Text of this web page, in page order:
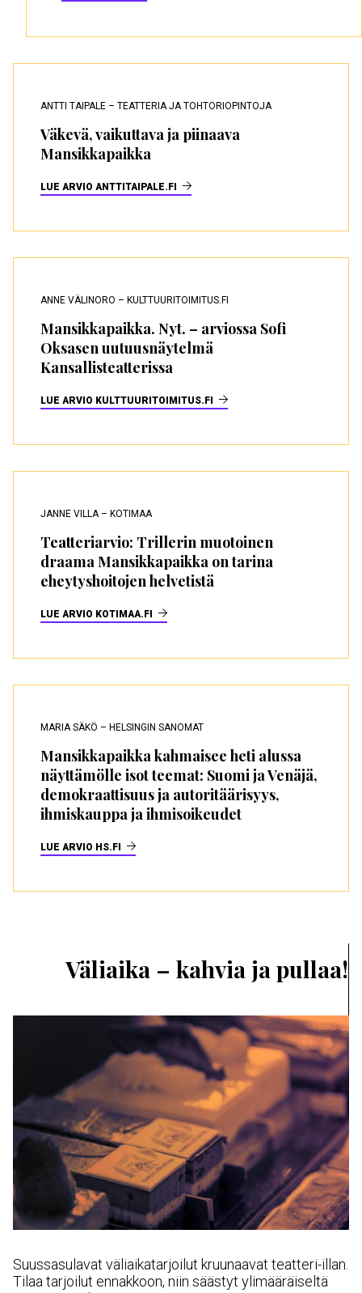
ANTTI TAIPALE – TEATTERIA JA TOHTORIOPINTOJA
Väkevä, vaikuttava ja piinaava
Mansikkapaikka
LUE ARVIO ANTTITAIPALE.FI
ANNE VÄLINORO – KULTTUURITOIMITUS.FI
Mansikkapaikka. Nyt. – arviossa Sofi
Oksasen uutuusnäytelmä
Kansallisteatterissa
LUE ARVIO KULTTUURITOIMITUS.FI
JANNE VILLA – KOTIMAA
Teatteriarvio: Trillerin muotoinen
draama Mansikkapaikka on tarina
eheytyshoitojen helvetistä
LUE ARVIO KOTIMAA.FI
MARIA SÄKÖ – HELSINGIN SANOMAT
Mansikkapaikka kahmaisee heti alussa
näyttämölle isot teemat: Suomi ja Venäjä,
demokraattisuus ja autoritäärisyys,
ihmiskauppa ja ihmisoikeudet
LUE ARVIO HS.FI
Väliaika – kahvia ja pullaa!
Suussasulavat väliaikatarjoilut kruunaavat teatteri-illan.
Tilaa tarjoilut ennakkoon, niin säästyt ylimääräiseltä